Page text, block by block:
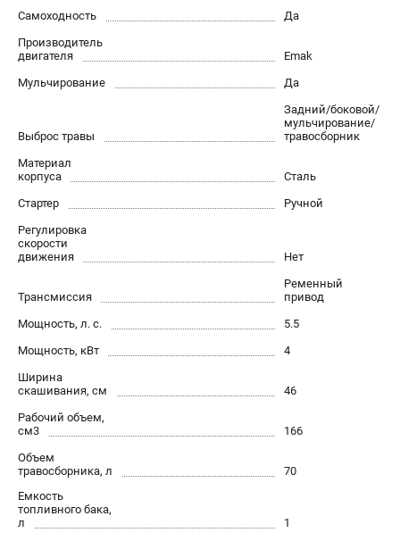
Газонокосилки
Принадлежности и аксессуары
Садовые тракторы
Средства защиты
Триммеры и мотокосы
+7 (812) 615-80-17
Информация размещённая на сайте не является публичной
офертой
проспект Александровской Фермы, 29АЛ
сб - с 10:00 до 18:00
ЗАКАЗ ЗАПЧАСТЕЙ
zakaz@gazonokosilka-spb.ru
Самоходность
Да
Производитель
двигателя
Emak
Мульчирование
Да
Выброс травы
Задний/боковой/
мульчирование/
травосборник
Материал
корпуса
Сталь
Стартер
Ручной
Регулировка
скорости
движения
Нет
Трансмиссия
Ременный
привод
Мощность, л. с.
5.5
Мощность, кВт
4
Ширина
скашивания, см
46
Рабочий объем,
см3
166
Объем
травосборника, л
70
Емкость
топливного бака,
л
1